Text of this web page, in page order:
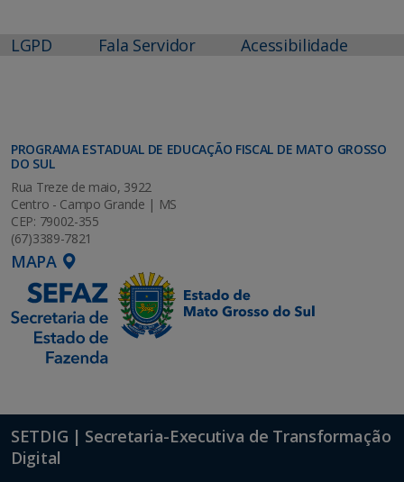
LGPD Fala Servidor Acessibilidade
PROGRAMA ESTADUAL DE EDUCAÇÃO FISCAL DE MATO GROSSO
DO SUL
Rua Treze de maio, 3922
Centro - Campo Grande | MS
CEP: 79002-355
(67)3389-7821
MAPA
SETDIG | Secretaria-Executiva de Transformação
Digital